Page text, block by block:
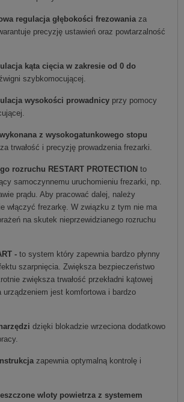
regulacja głębokości frezowania za
precyzję ustawień oraz powtarzalność
kąta cięcia w zakresie od 0 do
szybkomocującej.
wysokości prowadnicy przy pomocy
z wysokogatunkowego stopu
trwałość i precyzję prowadzenia frezarki.
rozruchu RESTART PROTECTION to
samoczynnemu uruchomieniu frezarki, np.
prądu. Aby pracować dalej, należy
włączyć frezarkę. W związku z tym nie ma
na skutek nieprzewidzianego rozruchu
- to system który zapewnia bardzo płynny
szarpnięcia. Zwiększa bezpieczeństwo
zwiększa trwałość przekładni kątowej
urządzeniem jest komfortowa i bardzo
dzięki blokadzie wrzeciona dodatkowo
zapewnia optymalną kontrolę i
wloty powietrza z systemem